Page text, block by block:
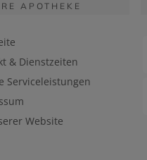
APOTHEKE
& Dienstzeiten
Serviceleistungen
Website